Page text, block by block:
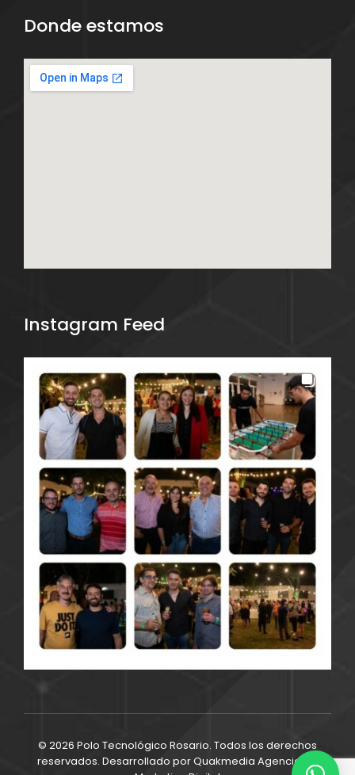
Donde estamos
Instagram Feed
© 2026 Polo Tecnológico Rosario. Todos los derechos
reservados. Desarrollado porQuakmedia Agencia de